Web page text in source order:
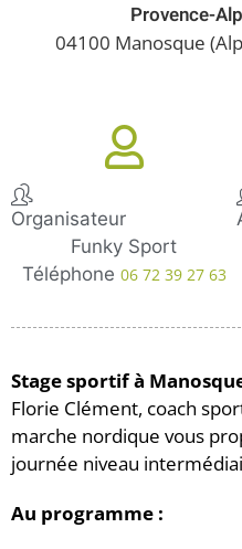
Organisateur
Funky Sport
Téléphone 06 72 39 27 63
Stage sportif à
Florie Clément, coach
marche nordique vous
journée niveau
Au programme :
Provence-
04100 Manosque